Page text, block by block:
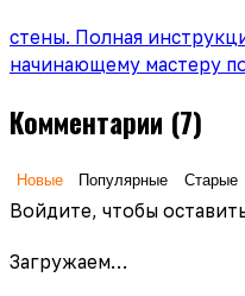
стены. Полная
начинающему мастеру
Комментарии (7)
Новые Популярные Старые
Войдите, чтобы
Загружаем…